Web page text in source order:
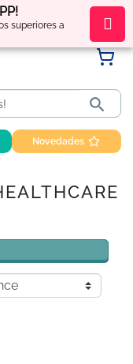
superiores a
tus compras

Novedades